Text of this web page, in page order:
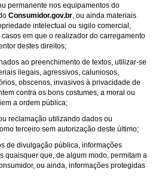
permanente nos equipamentos do
Consumidor.gov.br , ou ainda materiais
intelectual ou sigilo comercial,
em que o realizador do carregamento
destes direitos;
ao preenchimento de textos, utilizar-se
ilegais, agressivos, caluniosos,
obscenos, invasivos à privacidade de
contra os bons costumes, a moral ou
a ordem pública;
reclamação utilizando dados ou
terceiro sem autorização deste último;
de divulgação pública, informações
quaisquer que, de algum modo, permitam a
ou ainda, informações protegidas